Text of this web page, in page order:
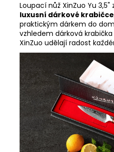
Loupací nůž XinZuo Yu 3,5"
luxusní dárkové krabičce
praktickým dárkem do
vzhledem dárková
XinZuo udělají radost